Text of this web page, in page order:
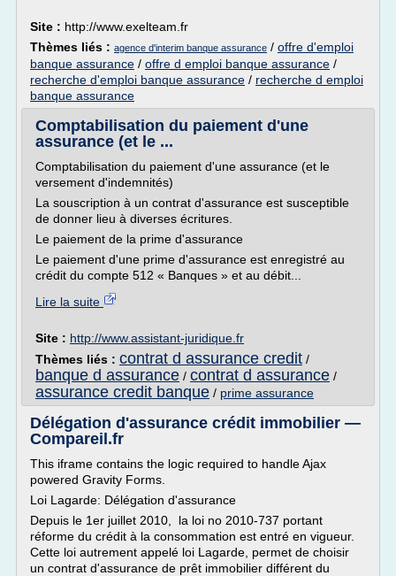
Site : http://www.exelteam.fr
Thèmes liés : agence d'interim banque assurance / offre d'emploi
banque assurance / offre d emploi banque assurance /
recherche d'emploi banque assurance / recherche d emploi
banque assurance
Comptabilisation du paiement d'une
assurance (et le ...
Comptabilisation du paiement d'une assurance (et le
versement d'indemnités)
La souscription à un contrat d'assurance est susceptible
de donner lieu à diverses écritures.
Le paiement de la prime d'assurance
Le paiement d'une prime d'assurance est enregistré au
crédit du compte 512 « Banques » et au débit...
Lire la suite
Site : http://www.assistant-juridique.fr
Thèmes liés : contrat d assurance credit /
banque d assurance / contrat d assurance /
assurance credit banque / prime assurance
Délégation d'assurance crédit immobilier —
Compareil.fr
This iframe contains the logic required to handle Ajax
powered Gravity Forms.
Loi Lagarde: Délégation d'assurance
Depuis le 1er juillet 2010, la loi no 2010-737 portant
réforme du crédit à la consommation est entré en vigueur.
Cette loi autrement appelé loi Lagarde, permet de choisir
un contrat d'assurance de prêt immobilier différent du